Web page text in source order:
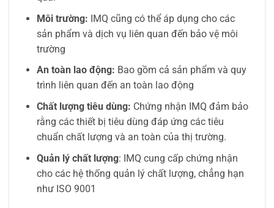
Môi trường: IMQ cũng có thể áp dụng cho các
sản phẩm và dịch vụ liên quan đến bảo vệ môi
trường
An toàn lao động: Bao gồm cả sản phẩm và quy
trình liên quan đến an toàn lao động
Chất lượng tiêu dùng: Chứng nhận IMQ đảm bảo
rằng các thiết bị tiêu dùng đáp ứng các tiêu
chuẩn chất lượng và an toàn của thị trường.
Quản lý chất lượng: IMQ cung cấp chứng nhận
cho các hệ thống quản lý chất lượng, chẳng hạn
như ISO 9001